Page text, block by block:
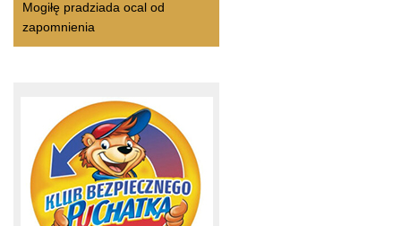
Mogiłę pradziada ocal od
zapomnienia